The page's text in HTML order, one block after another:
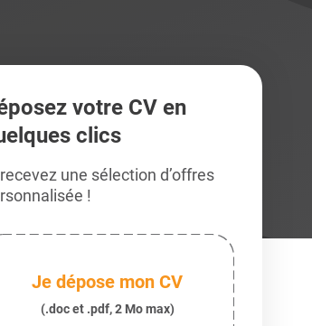
votre CV en
clics
une sélection d’offres
!
Je dépose mon CV
(.doc et .pdf, 2 Mo max)